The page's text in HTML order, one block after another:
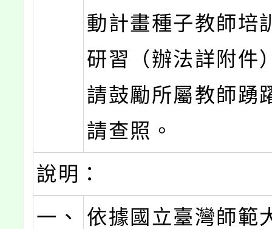
動計畫種子教師培
研習（辦法詳附件
請鼓勵所屬教師踴
請查照。
說明：
一、
依據國立臺灣師範